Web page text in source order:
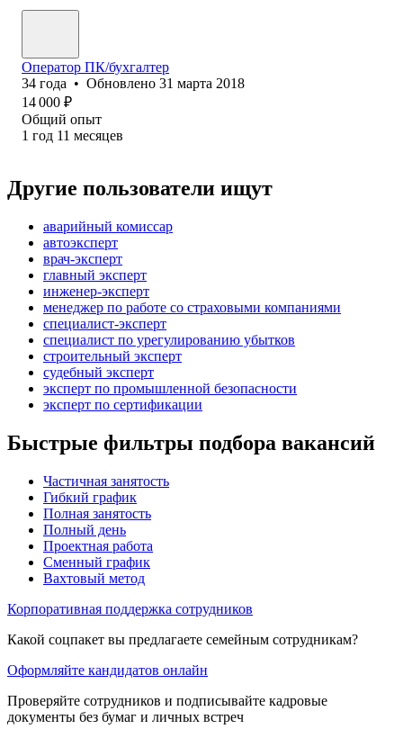
Оператор ПК/бухгалтер
34 года • Обновлено 31 марта 2018
14 000 ₽
Общий опыт
1 год 11 месяцев
Другие пользователи ищут
аварийный комиссар
автоэксперт
врач-эксперт
главный эксперт
инженер-эксперт
менеджер по работе со страховыми компаниями
специалист-эксперт
специалист по урегулированию убытков
строительный эксперт
судебный эксперт
эксперт по промышленной безопасности
эксперт по сертификации
Быстрые фильтры подбора вакансий
Частичная занятость
Гибкий график
Полная занятость
Полный день
Проектная работа
Сменный график
Вахтовый метод
Корпоративная поддержка сотрудников
Какой соцпакет вы предлагаете семейным сотрудникам?
Оформляйте кандидатов онлайн
Проверяйте сотрудников и подписывайте кадровые
документы без бумаг и личных встреч